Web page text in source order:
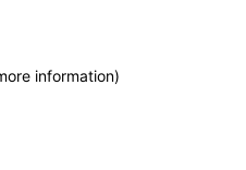
information)